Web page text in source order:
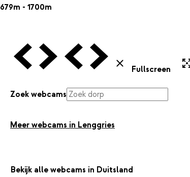
679m - 1700m
Vorige Webcam
Volgende Webcam
Vorige Webcam
Volgende Webcam
Sluiten
Fullscreen
Zoek webcams
Meer webcams in Lenggries
Bekijk alle webcams in Duitsland